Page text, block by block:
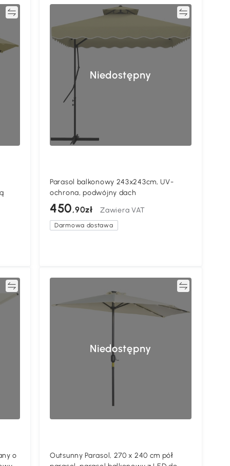
Niedostępny
Porównywać
Parasol balkonowy 243x243cm, UV-
ochrona, podwójny dach
450,90zł Zawiera VAT
Darmowa dostawa
o
Niedostępny
Outsunny Parasol, 270 x 240 cm pół